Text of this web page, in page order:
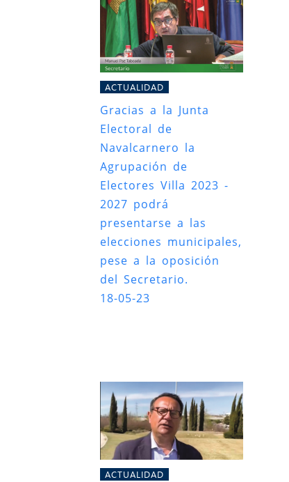
ACTUALIDAD
Gracias a la Junta
Electoral de
Navalcarnero la
Agrupación de
Electores Villa 2023 -
2027 podrá
presentarse a las
elecciones municipales,
pese a la oposición
del Secretario.
18-05-23
ACTUALIDAD